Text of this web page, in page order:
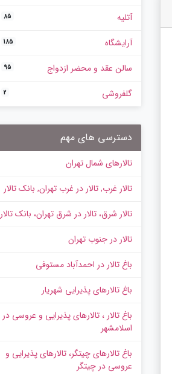
آتلیه 85
آرایشگاه 185
سالن عقد و محضر ازدواج 95
گلفروشی 2
دسترسی های مهم
تالارهای شمال تهران
تالار غرب, تالار در غرب تهران, بانک تالار
تالار شرق، تالار در شرق تهران، بانک تالار
تالار در جنوب تهران
باغ تالار در احمدآباد مستوفی
باغ تالارهای پذیرایی شهریار
باغ تالار ، تالارهای پذیرایی و عروسی در
اسلامشهر
باغ تالارهای چیتگر، تالارهای پذیرایی و
عروسی در چیتگر